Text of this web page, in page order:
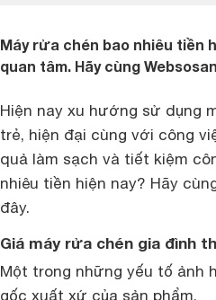
Máy rửa chén bao nhiêu tiền
quan tâm. Hãy cùng
Hiện nay xu hướng sử dụng
trẻ, hiện đại cùng với công
quả làm sạch và tiết kiệm
nhiêu tiền hiện nay? Hãy
đây.
Giá máy rửa chén gia đình
Một trong những yếu tố ảnh
gốc xuất xứ của sản phẩm.